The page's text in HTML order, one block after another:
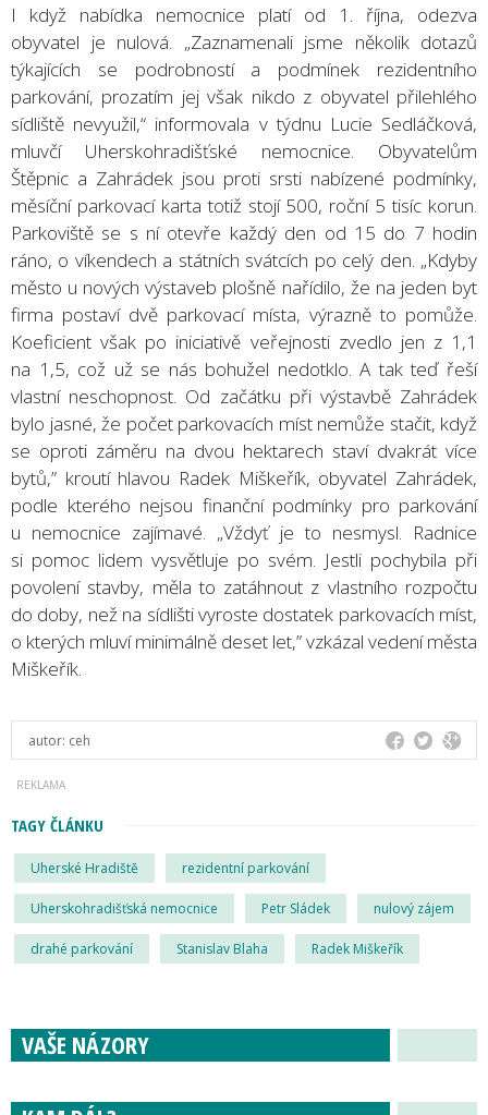
I když nabídka nemocnice platí od 1. října, odezva
obyvatel je nulová. „Zaznamenali jsme několik dotazů
týkajících se podrobností a podmínek rezidentního
parkování, prozatím jej však nikdo z obyvatel přilehlého
sídliště nevyužil,“ informovala v týdnu Lucie Sedláčková,
mluvčí Uherskohradišťské nemocnice. Obyvatelům
Štěpnic a Zahrádek jsou proti srsti nabízené podmínky,
měsíční parkovací karta totiž stojí 500, roční 5 tisíc korun.
Parkoviště se s ní otevře každý den od 15 do 7 hodin
ráno, o víkendech a státních svátcích po celý den. „Kdyby
město u nových výstaveb plošně nařídilo, že na jeden byt
firma postaví dvě parkovací místa, výrazně to pomůže.
Koeficient však po iniciativě veřejnosti zvedlo jen z 1,1
na 1,5, což už se nás bohužel nedotklo. A tak teď řeší
vlastní neschopnost. Od začátku při výstavbě Zahrádek
bylo jasné, že počet parkovacích míst nemůže stačit, když
se oproti záměru na dvou hektarech staví dvakrát více
bytů,” kroutí hlavou Radek Miškeřík, obyvatel Zahrádek,
podle kterého nejsou finanční podmínky pro parkování
u nemocnice zajímavé. „Vždyť je to nesmysl. Radnice
si pomoc lidem vysvětluje po svém. Jestli pochybila při
povolení stavby, měla to zatáhnout z vlastního rozpočtu
do doby, než na sídlišti vyroste dostatek parkovacích míst,
o kterých mluví minimálně deset let,” vzkázal vedení města
Miškeřík.
autor: ceh
TAGY ČLÁNKU
Uherské Hradiště rezidentní parkování
Uherskohradišťská nemocnice Petr Sládek nulový zájem
drahé parkování Stanislav Blaha Radek Miškeřík
VAŠE NÁZORY